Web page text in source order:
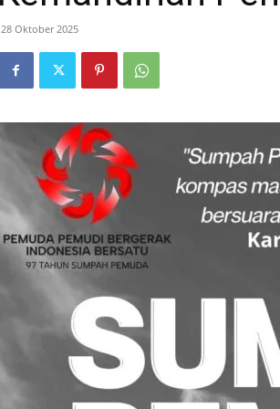
28 Oktober 2025